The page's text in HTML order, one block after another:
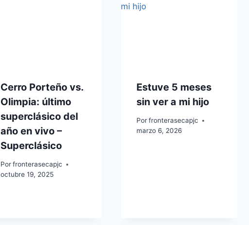
Cerro Porteño vs.
Olimpia: último
superclásico del
año en vivo –
Superclásico
Porfronterasecapjc
octubre 19, 2025
Estuve 5 meses
sin ver a mi hijo
Por fronterasecapjc
marzo 6, 2026